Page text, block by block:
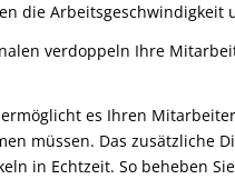
die
verdoppeln Ihre
es Ihren
müssen. Das zusätzliche
in Echtzeit. So beheben